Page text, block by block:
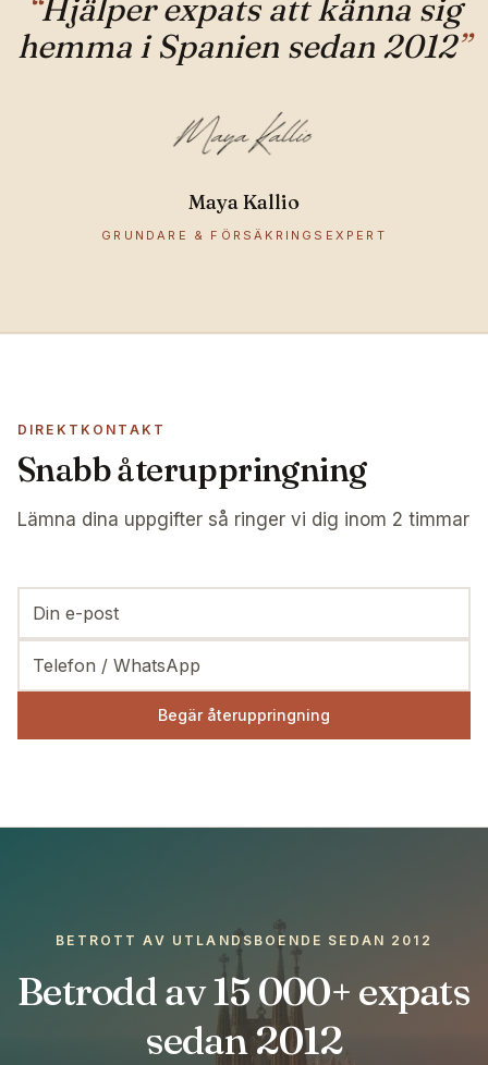
“Hjälper expats att känna sig
hemma i Spanien sedan 2012”
Maya Kallio
GRUNDARE & FÖRSÄKRINGSEXPERT
DIREKTKONTAKT
Snabb återuppringning
Lämna dina uppgifter så ringer vi dig inom 2 timmar
Begär återuppringning
BETROTT AV UTLANDSBOENDE SEDAN 2012
Betrodd av 15 000+ expats
sedan 2012